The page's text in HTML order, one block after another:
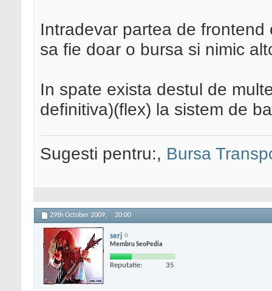
Intradevar partea de
sa fie doar o bursa si nimic
In spate exista destul de
definitiva)(flex) la sistem de
Sugesti pentru:, Bursa
29th October 2009, 20:00
serj
Membru SeoPedia
Reputatie: 35